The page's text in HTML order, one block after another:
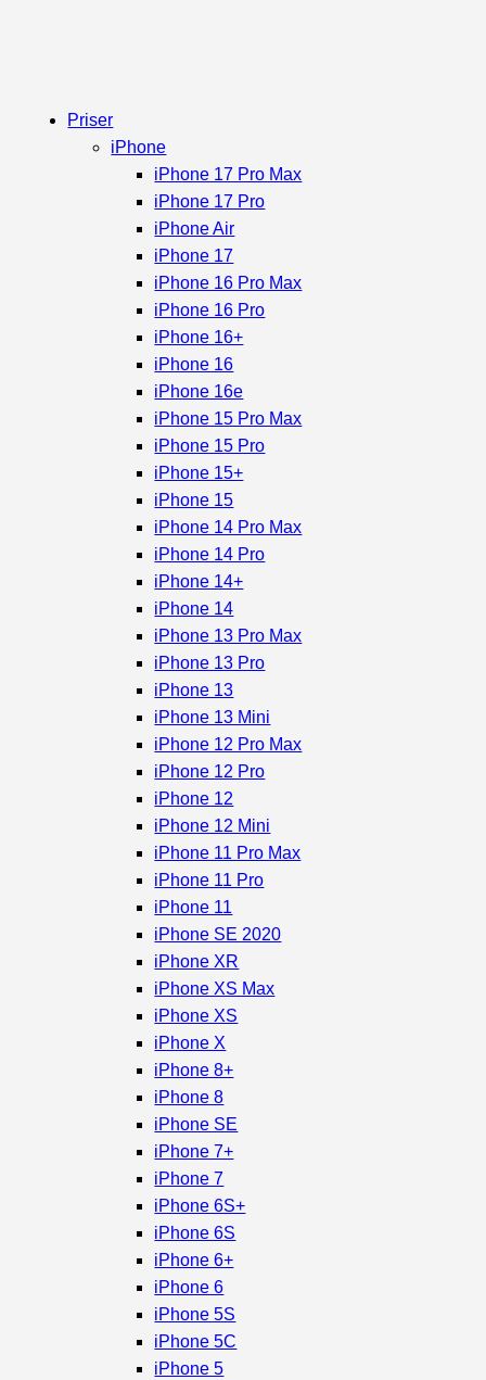
Priser
iPhone
iPhone 17 Pro Max
iPhone 17 Pro
iPhone Air
iPhone 17
iPhone 16 Pro Max
iPhone 16 Pro
iPhone 16+
iPhone 16
iPhone 16e
iPhone 15 Pro Max
iPhone 15 Pro
iPhone 15+
iPhone 15
iPhone 14 Pro Max
iPhone 14 Pro
iPhone 14+
iPhone 14
iPhone 13 Pro Max
iPhone 13 Pro
iPhone 13
iPhone 13 Mini
iPhone 12 Pro Max
iPhone 12 Pro
iPhone 12
iPhone 12 Mini
iPhone 11 Pro Max
iPhone 11 Pro
iPhone 11
iPhone SE 2020
iPhone XR
iPhone XS Max
iPhone XS
iPhone X
iPhone 8+
iPhone 8
iPhone SE
iPhone 7+
iPhone 7
iPhone 6S+
iPhone 6S
iPhone 6+
iPhone 6
iPhone 5S
iPhone 5C
iPhone 5